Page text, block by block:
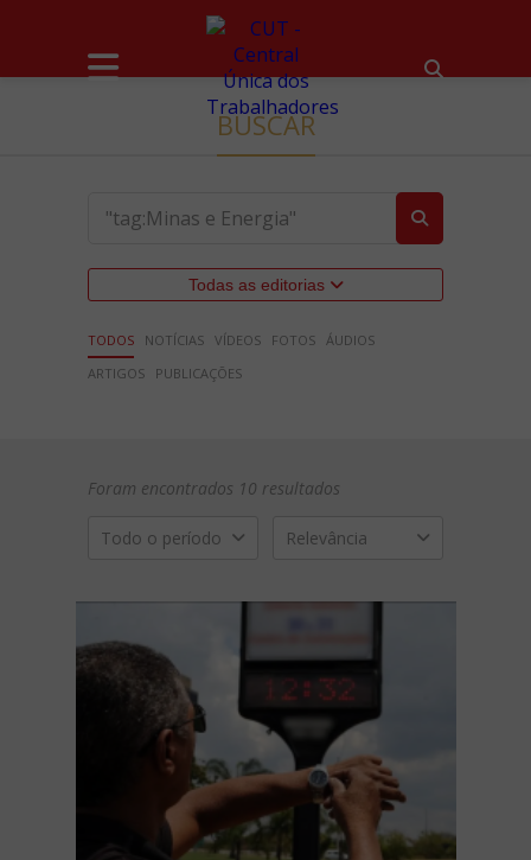
BUSCAR
Todas as editorias
TODOS NOTÍCIAS VÍDEOS FOTOS ÁUDIOS
ARTIGOS
PUBLICAÇÕES
Foram encontrados 10 resultados
Todo o período Relevância